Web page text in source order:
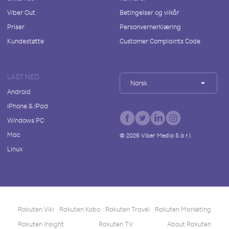
Viber Out
Priser
Kundestøtte
Betingelser og vilkår
Personvernerklæring
Customer Complaints Code
LAST NED
Android
iPhone & iPad
Windows PC
Mac
Linux
Norsk
© 2026Viber Media S.à r.l.
Rakuten Viki Rakuten Kobo Rakuten Travel
Rakuten Marketing
Rakuten Insight
Rakuten TV About Rakuten